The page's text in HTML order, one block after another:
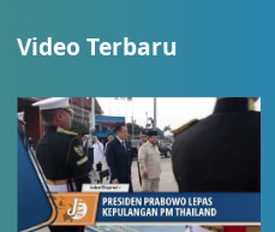
Video Terbaru